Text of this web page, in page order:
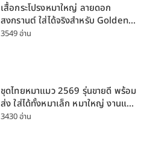
เสื้อกระโปรงหมาใหญ่ ลายดอก
สงกรานต์ ใส่ได้จริงสำหรับ Golden
Husky Labrador [อัปเดต 2026]
3549 อ่าน
ชุดไทยหมาแมว 2569 รุ่นขายดี พร้อม
ส่ง ใส่ได้ทั้งหมาเล็ก หมาใหญ่ งานแต่ง
สงกรานต์ ลอยกระทง
3430 อ่าน